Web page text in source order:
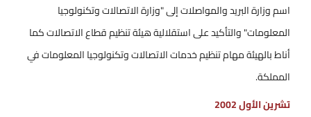
اسم وزارة البريد والمواصلات إلى "وزارة الاتصالات وتكنولوجيا
المعلومات" والتأكيد على استقلالية هيئة تنظيم قطاع الاتصالات كما
أناط بالهيئة مهام تنظيم خدمات الاتصالات وتكنولوجيا المعلومات في
المملكة.
تشرين الأول 2002